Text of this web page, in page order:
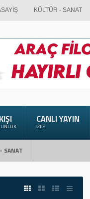
KÜLTÜR - SANAT
CANLI YAYIN
İZLE
SANAT